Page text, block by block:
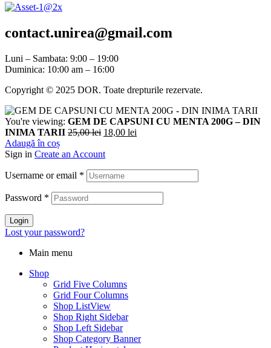
contact.unirea@gmail.com
Luni – Sambata: 9:00 – 19:00
Duminica: 10:00 am – 16:00
Copyright © 2025 DOR. Toate drepturile rezervate.
You're viewing: GEM DE CAPSUNI CU MENTA 200G – DIN
INIMA TARII 25,00lei 18,00 lei
Adaugă în coș
Sign in Create an Account
Username or email *
Password *
Login
Lost your password?
Main menu
Shop
Grid Five Columns
Grid Four Columns
Shop ListView
Shop Right Sidebar
Shop Left Sidebar
Shop Category Banner